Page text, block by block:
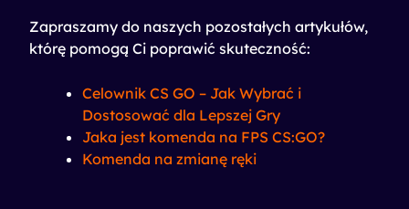
Zapraszamy do naszych pozostałych artykułów,
którę pomogą Ci poprawić skuteczność:
Celownik CS GO – Jak Wybrać i
Dostosować dla Lepszej Gry
Jaka jest komenda na FPS CS:GO?
Komenda na zmianę ręki